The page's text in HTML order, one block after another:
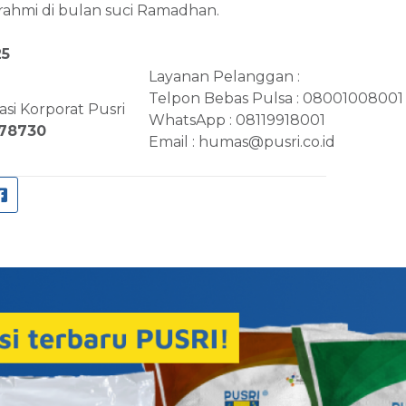
di bulan suci Ramadhan.
Korporat Pusri
Layanan Pelanggan :
Telpon Bebas Pulsa : 08001008001
WhatsApp : 08119918001
Email : humas@pusri.co.id